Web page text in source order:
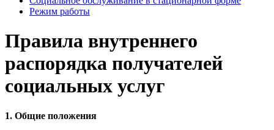
Режим работы
Правила внутреннего
распорядка получателей
социальных услуг
1. Общие положения